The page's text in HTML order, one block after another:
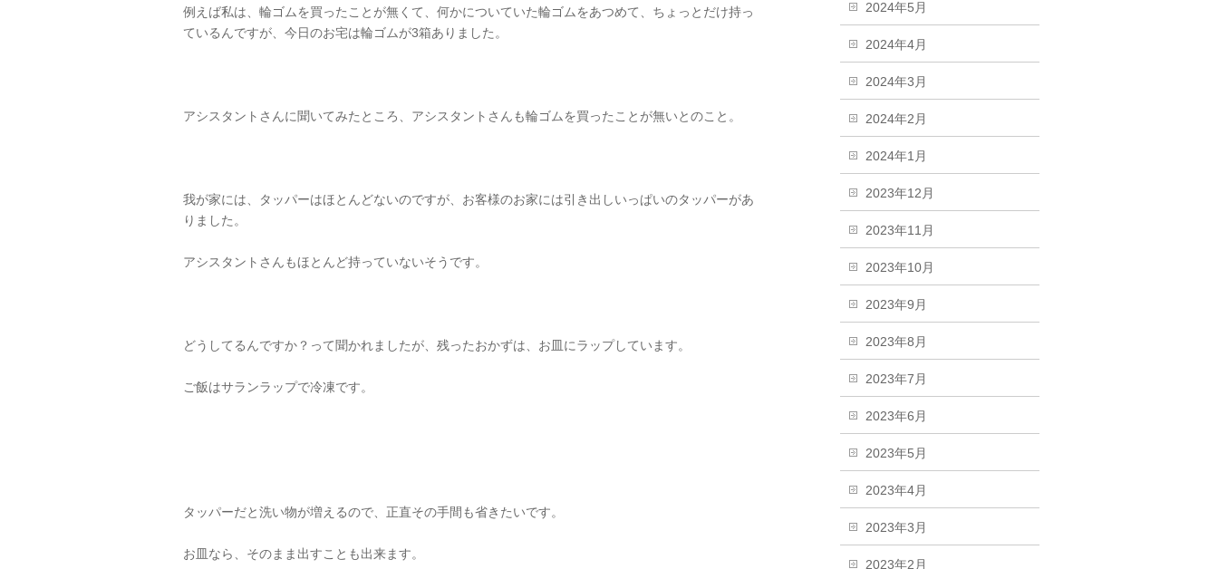
例えば私は、輪ゴムを買ったことが無くて、何かについていた輪ゴムをあつめて、ちょっとだけ持っ
ているんですが、今日のお宅は輪ゴムが3箱ありました。
アシスタントさんに聞いてみたところ、アシスタントさんも輪ゴムを買ったことが無いとのこと。
我が家には、タッパーはほとんどないのですが、お客様のお家には引き出しいっぱいのタッパーがあ
りました。
アシスタントさんもほとんど持っていないそうです。
どうしてるんですか？って聞かれましたが、残ったおかずは、お皿にラップしています。
ご飯はサランラップで冷凍です。
タッパーだと洗い物が増えるので、正直その手間も省きたいです。
お皿なら、そのまま出すことも出来ます。
2024年5月
2024年4月
2024年3月
2024年2月
2024年1月
2023年12月
2023年11月
2023年10月
2023年9月
2023年8月
2023年7月
2023年6月
2023年5月
2023年4月
2023年3月
2023年2月